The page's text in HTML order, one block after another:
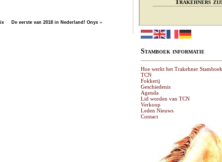
De eerste van 2018 in Nederland! Onyx »
Trakehners
Stamboek informatie
Hoe werkt het Trakehner
TCN
Fokkerij
Geschiedenis
Agenda
Lid worden van TCN
Verkoop
Leden Nieuws
Contact